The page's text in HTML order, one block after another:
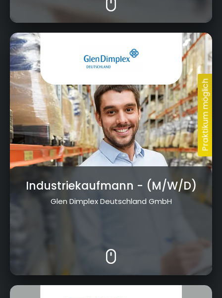
Am Goldenen Feld 18, 95326 Kulmbach
Industriekaufmann - (M/W/D)
Glen Dimplex Deutschland GmbH
Wittelsbacherring 11, 95444 Bayreuth